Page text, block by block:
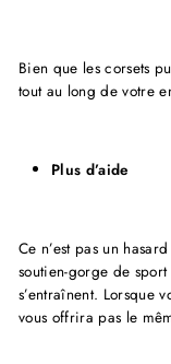
Bien que les corsets
tout au long de votre
Plus d’aide
Ce n’est pas un
soutien-gorge de
s’entraînent. Lorsque
vous offrira pas le